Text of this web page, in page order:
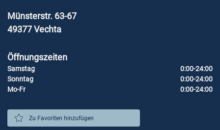
Münsterstr. 63-67
49377Vechta
Öffnungszeiten
Samstag
0:00-24:00
Sonntag
0:00-24:00
Mo-Fr
0:00-24:00
Zu Favoriten hinzufügen